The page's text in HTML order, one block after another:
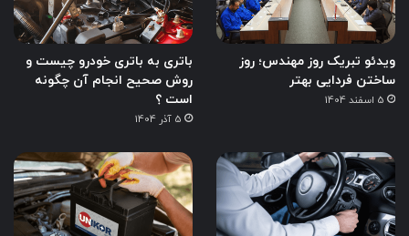
ویدئو تبریک روز مهندس؛ روز
ساختن فردایی بهتر
5 اسفند 1404
باتری به باتری خودرو چیست و
روش صحیح انجام آن چگونه
است ؟
5 آذر 1404